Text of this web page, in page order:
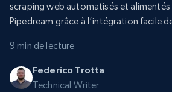
scraping web automatisés et alimentés
Pipedream grâce à l’intégration facile
9 min de lecture
Federico Trotta
Technical Writer